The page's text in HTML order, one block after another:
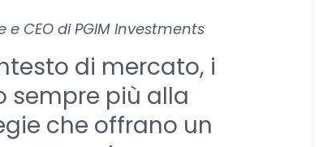
CEO di PGIM Investments
di mercato, i
sempre più alla
che offrano un